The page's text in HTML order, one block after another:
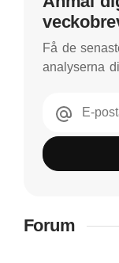
Få de
analyserna
E-
Forum